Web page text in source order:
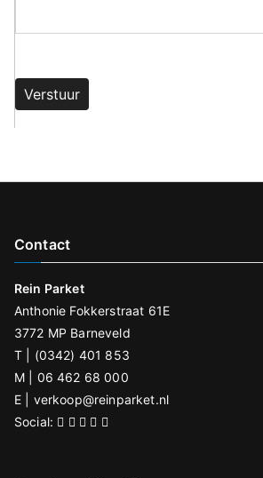
e
it
e
l
l
e
e
Contact
Rein Parket
Anthonie Fokkerstraat 61E
3772 MP Barneveld
T | (0342) 401 853
M | 06 462 68 000
E | verkoop@reinparket.nl
Social: